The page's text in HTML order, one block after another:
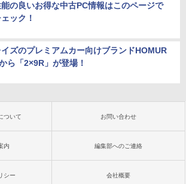
の良いお得な中古PC情報はこのページで
ック！
イズのプレミアムカー向けブランドHOMUR
ら「2×9R」が登場！
ついて お問い合わせ
内 編集部へのご連絡
シー 会社概要